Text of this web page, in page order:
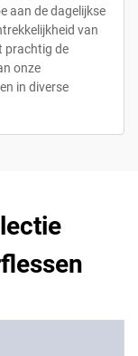
aan de dagelijkse
van
prachtig de
onze
in diverse